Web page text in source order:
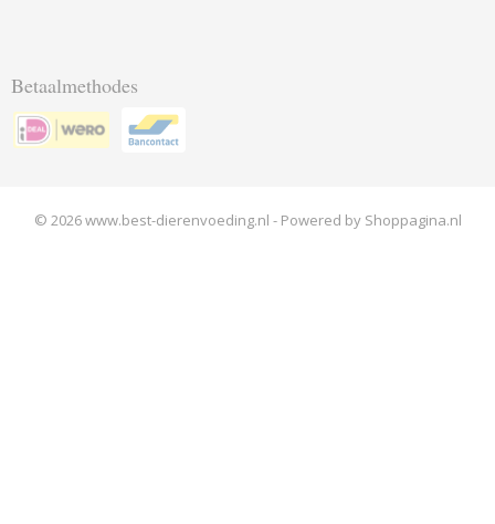
Betaalmethodes
© 2026 www.best-dierenvoeding.nl - Powered by Shoppagina.nl